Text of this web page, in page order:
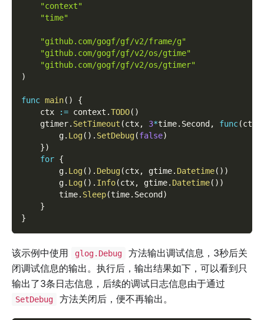
"context"
"time"
"github.com/gogf/gf/v2/frame/g"
"github.com/gogf/gf/v2/os/gtime"
"github.com/gogf/gf/v2/os/gtimer"
)
func main( )
{
    ctx
:= context .TODO( )
    gtimer
. SetTimeout (ctx, 3*time. Second, func(ctx
        g
. Log( ) . SetDebug(false)
})
for {
        g
. Log( ) . Debug(ctx, gtime. Datetime( ) )
        g
. Log( ) . Info(ctx, gtime. Datetime( ) )
        time
. Sleep(time. Second)
}
}
该示例中使用 glog.Debug
方法输出调试信息，3秒后关
闭调试信息的输出。执行后，输出结果如下，可以看到只
输出了3条日志信息，后续的调试日志信息由于通过
SetDebug 方法关闭后，便不再输出。